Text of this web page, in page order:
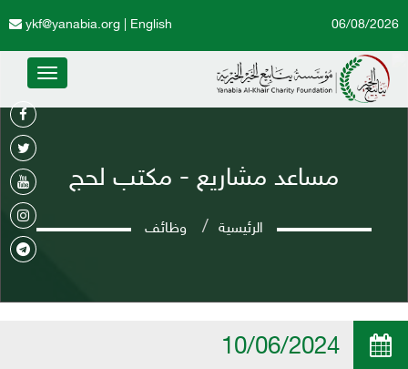
English
ykf@yanabia.org 06/08/2026
Toggle
مساعد مشاريع - مكتب لحج
الرئيسية وظائف